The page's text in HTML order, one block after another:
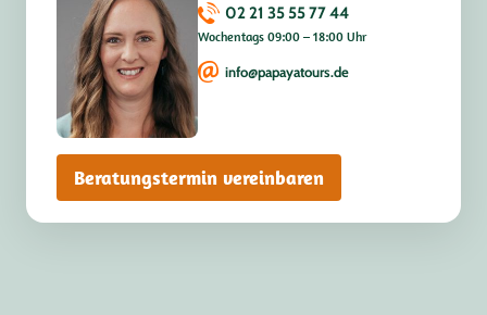
02 21 35 55 77 44
Wochentags 09:00 – 18:00 Uhr
info@papayatours.de
Beratungstermin vereinbaren